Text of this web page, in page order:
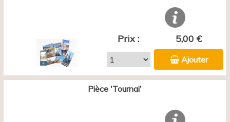
Prix : 5,00 €
Ajouter
Pièce 'Tournai'